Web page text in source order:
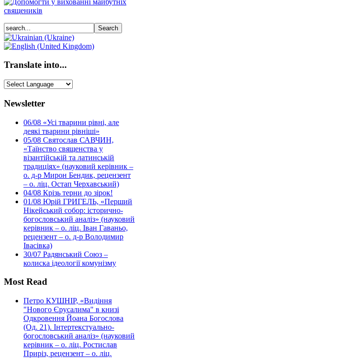
Translate into...
Newsletter
06/08 «Усі тварини рівні, але
деякі тварини рівніші»
05/08 Святослав САВЧИН,
«Таїнство священства у
візантійській та латинській
традиціях» (науковий керівник –
о. д-р Мирон Бендик, рецензент
– о. ліц. Остап Черхавський)
04/08 Крізь терни до зірок!
01/08 Юрій ГРИГЕЛЬ, «Перший
Нікейський собор: історично-
богословський аналіз» (науковий
керівник – о. ліц. Іван Гаваньо,
рецензент – о. д-р Володимир
Івасівка)
30/07 Радянський Союз –
колиска ідеології комунізму
Most Read
Петро КУШНІР, «Видіння
"Нового Єрусалима" в книзі
Одкровення Йоана Богослова
(Од. 21). Інтертекстуально-
богословський аналіз» (науковий
керівник – о. ліц. Ростислав
Приріз, рецензент – о. ліц.